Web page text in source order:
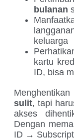
bulanan
keluarga
kartu
ID, bisa
sulit, tapi
akses
Dengan
ID →